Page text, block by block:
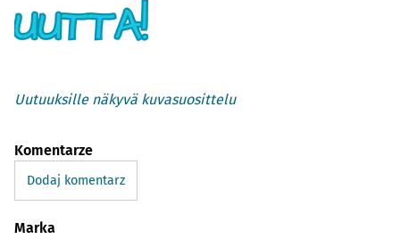
Uutuuksille näkyvä kuvasuosittelu
Komentarze
Dodaj komentarz
Marka